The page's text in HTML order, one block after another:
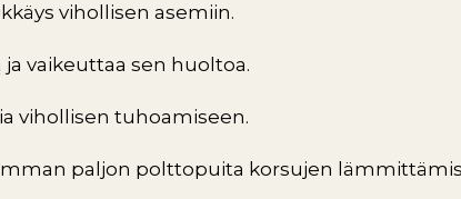
vihollisen asemiin.
vaikeuttaa sen huoltoa.
vihollisen tuhoamiseen.
paljon polttopuita korsujen